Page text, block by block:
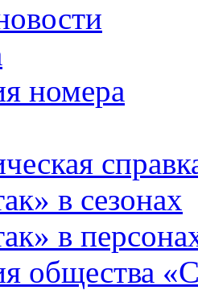
номера
в сезонах
в
общества